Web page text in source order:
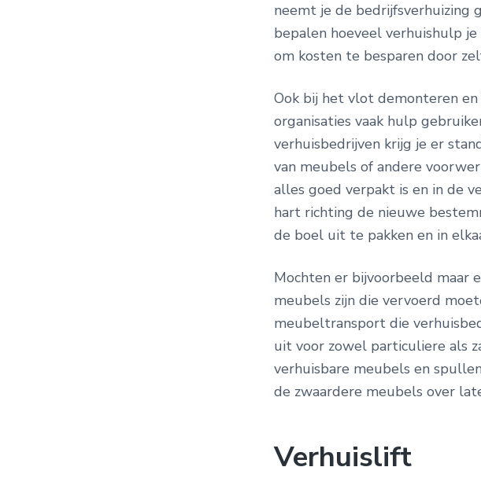
neemt je de bedrijfsverhuizing
bepalen hoeveel verhuishulp
om kosten te besparen door
Ook bij het vlot demonteren
organisaties vaak hulp
verhuisbedrijven krijg je er
van meubels of andere
alles goed verpakt is en in de
hart richting de nieuwe
de boel uit te pakken en in
Mochten er bijvoorbeeld maar
meubels zijn die vervoerd
meubeltransport die
uit voor zowel particuliere als
verhuisbare meubels en
de zwaardere meubels over
Verhuislift